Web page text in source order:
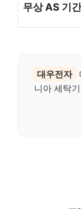
무상 AS 기간
대우전자
니아 세탁